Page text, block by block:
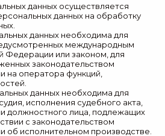
данных осуществляется
данных на обработку
данных необходима для
международным
Федерации или законом, для
законодательством
на оператора функций,
данных необходима для
исполнения судебного акта,
должностного лица, подлежащих
с законодательством
об исполнительном производстве.